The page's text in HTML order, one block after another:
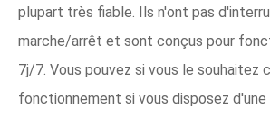
plupart très fiable. Ils n'ont pas
marche/arrêt et sont conçus pour
7j/7. Vous pouvez si vous le souhaitez
fonctionnement si vous disposez